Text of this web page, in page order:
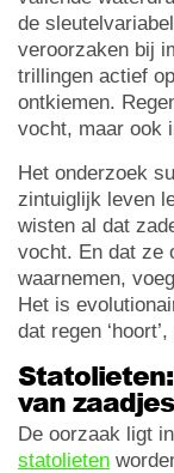
de
veroorzaken bij
trillingen actief
ontkiemen.
vocht, maar ook
Het onderzoek
zintuiglijk leven
wisten al dat
vocht. En dat ze
waarnemen,
Het is
dat regen
van zaadjes
De oorzaak ligt
statolieten